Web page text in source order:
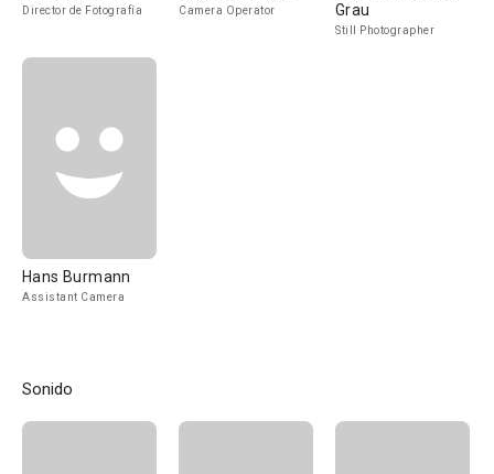
Director de Fotografía Camera Operator
Grau
Still Photographer
Hans Burmann
Assistant Camera
Sonido